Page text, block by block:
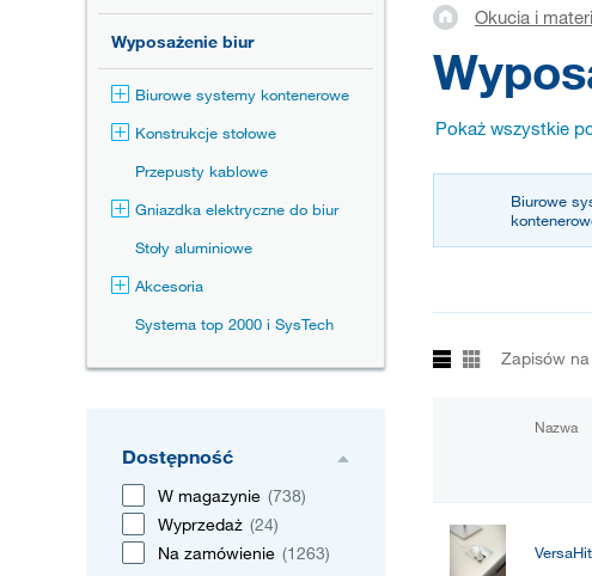
Wyposażenie biur
Biurowe systemy kontenerowe
Konstrukcje stołowe
Przepusty kablowe
Gniazdka elektryczne do biur
Stoły aluminiowe
Akcesoria
Systema top 2000 i SysTech
Dostępność
W magazynie (738)
Wyprzedaż (24)
Na zamówienie (1263)
Okucia i
Pokaż wszystkie
Biurowe
Zapisów
Nazwa